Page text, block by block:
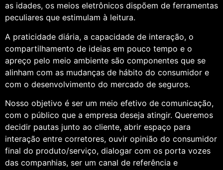
as idades, os meios eletrônicos dispõem de ferramentas
peculiares que estimulam à leitura.
A praticidade diária, a capacidade de interação, o
compartilhamento de ideias em pouco tempo e o
apreço pelo meio ambiente são componentes que se
alinham com as mudanças de hábito do consumidor e
com o desenvolvimento do mercado de seguros.
Nosso objetivo é ser um meio efetivo de comunicação,
com o público que a empresa deseja atingir. Queremos
decidir pautas junto ao cliente, abrir espaço para
interação entre corretores, ouvir opinião do consumidor
final do produto/serviço, dialogar com os porta vozes
das companhias, ser um canal de referência e